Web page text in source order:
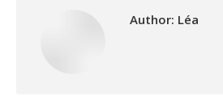
Author: Léa